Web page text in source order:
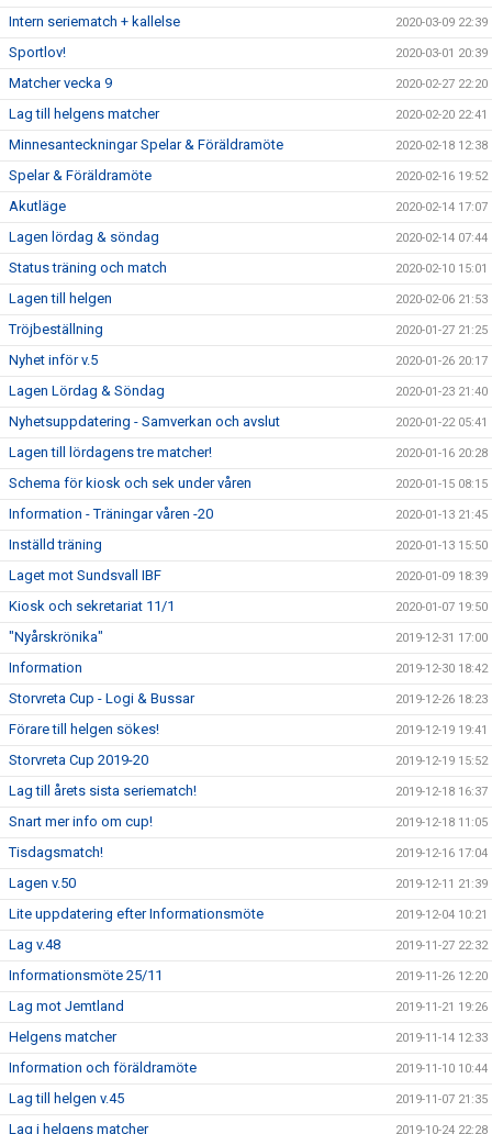
Intern seriematch + kallelse 2020-03-09 22:39
Sportlov! 2020-03-01 20:39
Matcher vecka 9 2020-02-27 22:20
Lag till helgens matcher 2020-02-20 22:41
Minnesanteckningar Spelar & Föräldramöte 2020-02-18 12:38
Spelar & Föräldramöte 2020-02-16 19:52
Akutläge 2020-02-14 17:07
Lagen lördag & söndag 2020-02-14 07:44
Status träning och match 2020-02-10 15:01
Lagen till helgen 2020-02-06 21:53
Tröjbeställning 2020-01-27 21:25
Nyhet inför v.5 2020-01-26 20:17
Lagen Lördag & Söndag 2020-01-23 21:40
Nyhetsuppdatering - Samverkan och avslut 2020-01-22 05:41
Lagen till lördagens tre matcher! 2020-01-16 20:28
Schema för kiosk och sek under våren 2020-01-15 08:15
Information - Träningar våren -20 2020-01-13 21:45
Inställd träning 2020-01-13 15:50
Laget mot Sundsvall IBF 2020-01-09 18:39
Kiosk och sekretariat 11/1 2020-01-07 19:50
"Nyårskrönika" 2019-12-31 17:00
Information 2019-12-30 18:42
Storvreta Cup - Logi & Bussar 2019-12-26 18:23
Förare till helgen sökes! 2019-12-19 19:41
Storvreta Cup 2019-20 2019-12-19 15:52
Lag till årets sista seriematch! 2019-12-18 16:37
Snart mer info om cup! 2019-12-18 11:05
Tisdagsmatch! 2019-12-16 17:04
Lagen v.50 2019-12-11 21:39
Lite uppdatering efter Informationsmöte 2019-12-04 10:21
Lag v.48 2019-11-27 22:32
Informationsmöte 25/11 2019-11-26 12:20
Lag mot Jemtland 2019-11-21 19:26
Helgens matcher 2019-11-14 12:33
Information och föräldramöte 2019-11-10 10:44
Lag till helgen v.45 2019-11-07 21:35
Lag i helgens matcher 2019-10-24 22:28